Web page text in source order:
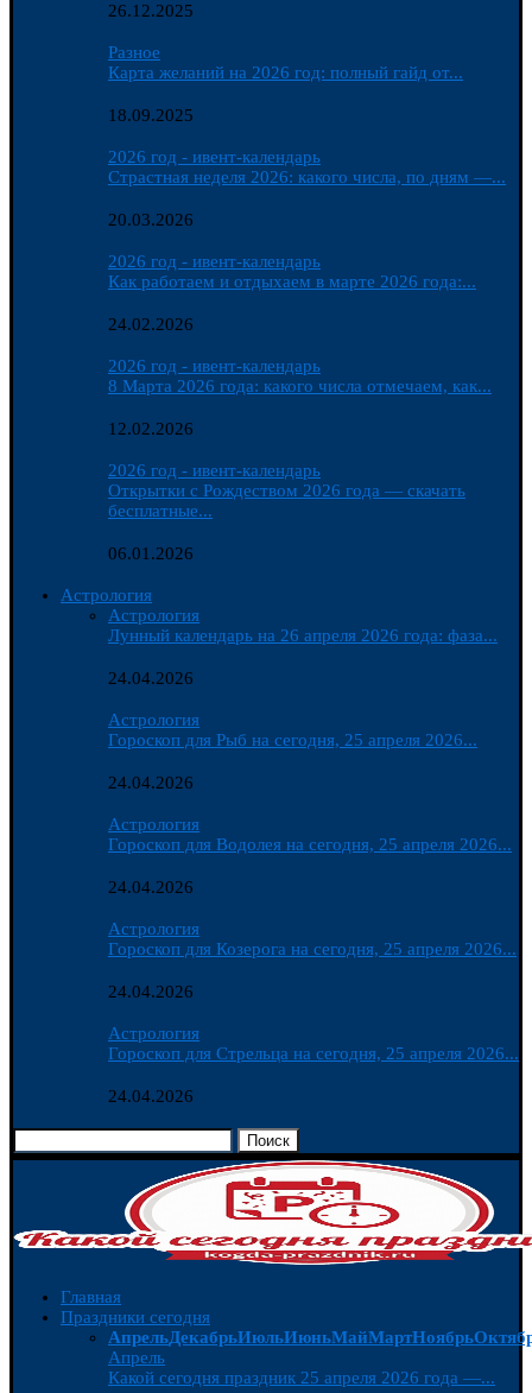
26.12.2025
Разное
Карта желаний на 2026 год: полный гайд от...
18.09.2025
2026 год - ивент-календарь
Страстная неделя 2026: какого числа, по дням —...
20.03.2026
2026 год - ивент-календарь
Как работаем и отдыхаем в марте 2026 года:...
24.02.2026
2026 год - ивент-календарь
8 Марта 2026 года: какого числа отмечаем, как...
12.02.2026
2026 год - ивент-календарь
Открытки с Рождеством 2026 года — скачать
бесплатные...
06.01.2026
Астрология
Астрология
Лунный календарь на 26 апреля 2026 года: фаза...
24.04.2026
Астрология
Гороскоп для Рыб на сегодня, 25 апреля 2026...
24.04.2026
Астрология
Гороскоп для Водолея на сегодня, 25 апреля 2026...
24.04.2026
Астрология
Гороскоп для Козерога на сегодня, 25 апреля 2026...
24.04.2026
Астрология
Гороскоп для Стрельца на сегодня, 25 апреля 2026...
24.04.2026
Поиск
Главная
Праздники сегодня
АпрельДекабрьИюльИюньМайМартНоябрь
Апрель
Какой сегодня праздник 25 апреля 2026 года —...